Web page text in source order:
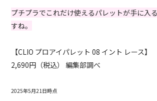
プチプラでこれだけ使えるパレットが手に入
すね。
【CLIO プロアイパレット 08 イント レース】
2,690円（税込） 編集部調べ
2025年5月21日時点